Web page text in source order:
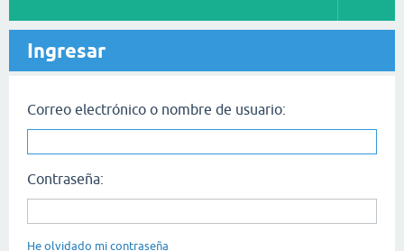
Ingresar
Correo electrónico o nombre de usuario:
Contraseña:
He olvidado mi contraseña